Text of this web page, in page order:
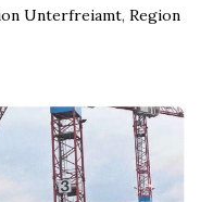
Unterfreiamt,Region